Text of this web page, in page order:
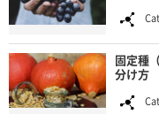
固定種
分け方